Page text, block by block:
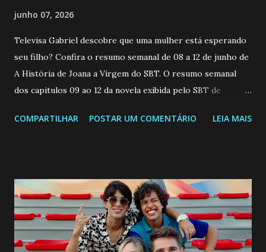
junho 07, 2026
Televisa Gabriel descobre que uma mulher está esperando
seu filho? Confira o resumo semanal de 08 a 12 de junho de
A História de Joana a Virgem do SBT. O resumo semanal
dos capitulos 09 ao 12 da novela exibida pelo SBT de
a Programação Semanal do SBT de 08/06/26 a 14/06/26
confessa a Gabriel que ele demonstrou ser o tipo de
pessoa que ela tanto desejou durante toda a vida. Camila
entra no quarto de Gabriel e imagina como seria o
encontro deles, quando conseguir seduzi-lo. Manuel avisa a
COMPARTILHAR POSTAR UM COMENTÁRIO LEIA MAIS